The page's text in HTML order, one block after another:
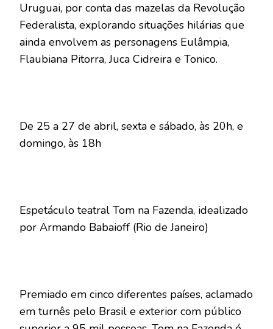
Uruguai, por conta das mazelas da Revolução
Federalista, explorando situações hilárias que
ainda envolvem as personagens Eulâmpia,
Flaubiana Pitorra, Juca Cidreira e Tonico.
De 25 a 27 de abril, sexta e sábado, às 20h, e
domingo, às 18h
Espetáculo teatral Tom na Fazenda, idealizado
por Armando Babaioff (Rio de Janeiro)
Premiado em cinco diferentes países, aclamado
em turnês pelo Brasil e exterior com público